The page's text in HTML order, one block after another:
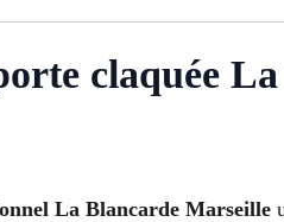
claquée
La Blancarde Marseille